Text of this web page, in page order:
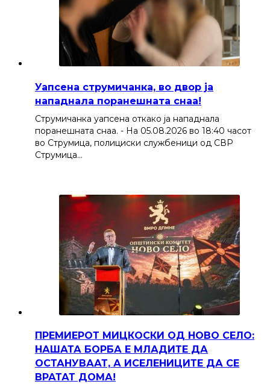
Уапсена струмичанка, во двор ја
нападнала поранешната снаа!
Струмичанка уапсена откако ја нападнала
поранешната снаа. - На 05.08.2026 во 18:40 часот
во Струмица, полициски службеници од СВР
Струмица…
ПРЕМИЕРОТ МИЦКОСКИ ОД НОВО СЕЛО:
НАШАТА БОРБА Е МЛАДИТЕ ДА
ОСТАНУВААТ, А ИСЕЛЕНИЦИТЕ ДА СЕ
ВРАТАТ ДОМА!